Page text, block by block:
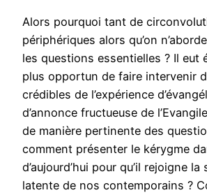
Alors pourquoi tant de
périphériques alors qu’on
les questions essentielles ? Il eut
plus opportun de faire intervenir
crédibles de l’expérience
d’annonce fructueuse de
de manière pertinente des
comment présenter le kérygme
d’aujourd’hui pour qu’il rejoigne
latente de nos contemporains ?